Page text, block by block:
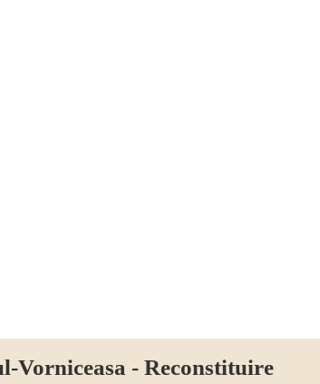
Vorniceasa - Reconstituire